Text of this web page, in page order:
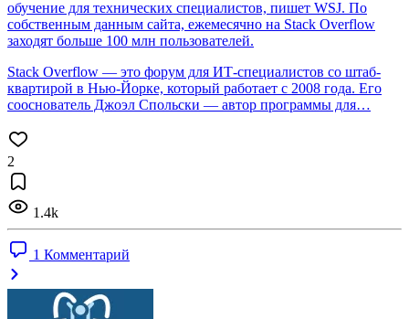
обучение для технических специалистов, пишет WSJ. По
собственным данным сайта, ежемесячно на Stack Overflow
заходят больше 100 млн пользователей.
Stack Overflow — это форум для ИТ-специалистов со штаб-
квартирой в Нью-Йорке, который работает с 2008 года. Его
сооснователь Джоэл Спольски — автор программы для…
2
1.4k
1 Комментарий